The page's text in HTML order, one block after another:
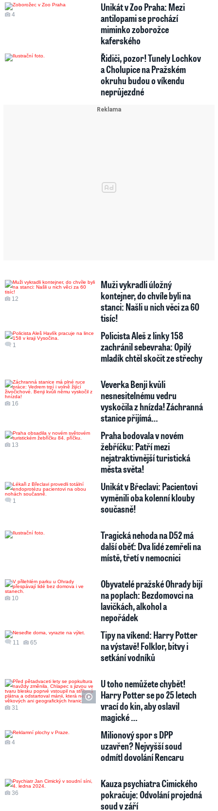
4
Unikát v Zoo Praha: Mezi
antilopami se prochází
miminko zoborožce
kaferského
Řidiči, pozor! Tunely Lochkov
a Cholupice na Pražském
okruhu budou o víkendu
neprůjezdné
12
Muži vykradli úložný
kontejner, do chvíle byli na
stanci: Našli u nich věci za 60
tisíc!
1
Policista Aleš z linky 158
zachránil sebevraha: Opilý
mladík chtěl skočit ze střechy
16
Veverka Benji kvůli
nesnesitelnému vedru
vyskočila z hnízda! Záchranná
stanice přijímá…
13
Praha bodovala v novém
žebříčku: Patří mezi
nejatraktivnější turistická
města světa!
1
Unikát v Břeclavi: Pacientovi
vyměnili oba kolenní klouby
současně!
Tragická nehoda na D52 má
další oběť: Dva lidé zemřeli na
místě, třetí v nemocnici
10
Obyvatelé pražské Ohrady bijí
na poplach: Bezdomovci na
lavičkách, alkohol a
nepořádek
11 65
Tipy na víkend: Harry Potter
na výstavě! Folklor, bitvy i
setkání vodníků
31
U toho nemůžete chybět!
Harry Potter se po 25 letech
vrací do kin, aby oslavil
magické …
4
Milionový spor s DPP
uzavřen? Nejvyšší soud
odmítl dovolání Rencaru
36
Kauza psychiatra Cimického
pokračuje: Odvolání projedná
soud v září